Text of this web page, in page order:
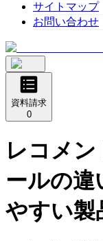
サイトマップ
お問い合わせ
資料請求
0
レコメ
ールの違
やすい製